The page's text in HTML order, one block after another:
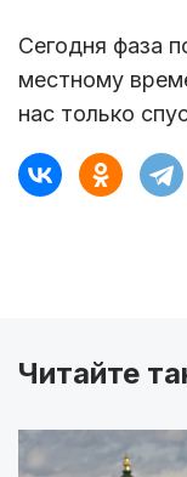
Сегодня фаза
местному
нас только
Читайте